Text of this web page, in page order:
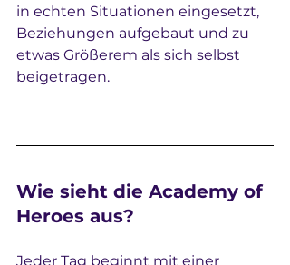
in echten Situationen eingesetzt,
Beziehungen aufgebaut und zu
etwas Größerem als sich selbst
beigetragen.
Wie sieht die Academy of
Heroes aus?
Jeder Tag beginnt mit einer